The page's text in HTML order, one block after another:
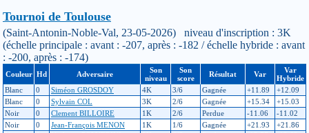
Tournoi de Toulouse
(Saint-Antonin-Noble-Val, 23-05-2026) niveau d'inscription : 3K
(échelle principale : avant : -207, après : -182 / échelle hybride : avant
: -200, après : -174)
Couleur Hd Adversaire
Son
niveau
Son
score
Résultat Var
Var
Hybride
Blanc
0 Siméon GROSDOY 4K 3/6 Gagnée +11.89
+12.09
Blanc
0 Sylvain COL 3K 2/6 Gagnée +15.34
+15.03
Noir
0 Clement BILLOIRE 1K 2/6 Perdue -11.06
-11.02
Noir
0 Jean-François MENON 1K 1/6 Gagnée +21.93
+21.86